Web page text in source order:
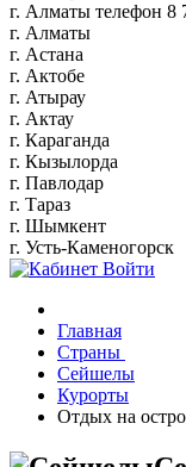
г. Алматы телефон 8
г. Алматы
г. Астана
г. Актобе
г. Атырау
г. Актау
г. Караганда
г. Кызылорда
г. Павлодар
г. Тараз
г. Шымкент
г. Усть-Каменогорск
Войти
Главная
Страны
Сейшелы
Курорты
Отдых на